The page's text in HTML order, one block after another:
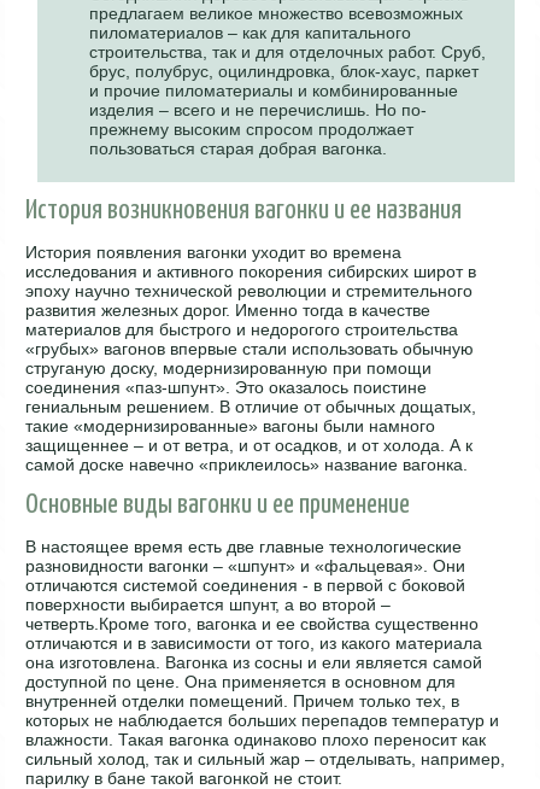
предлагаем великое множество всевозможных
пиломатериалов – как для капитального
строительства, так и для отделочных работ. Сруб,
брус, полубрус, оцилиндровка, блок-хаус, паркет
и прочие пиломатериалы и комбинированные
изделия – всего и не перечислишь. Но по-
прежнему высоким спросом продолжает
пользоваться старая добрая вагонка.
История возникновения вагонки и ее названия
История появления вагонки уходит во времена
исследования и активного покорения сибирских широт в
эпоху научно технической революции и стремительного
развития железных дорог. Именно тогда в качестве
материалов для быстрого и недорогого строительства
«грубых» вагонов впервые стали использовать обычную
струганую доску, модернизированную при помощи
соединения «паз-шпунт». Это оказалось поистине
гениальным решением. В отличие от обычных дощатых,
такие «модернизированные» вагоны были намного
защищеннее – и от ветра, и от осадков, и от холода. А к
самой доске навечно «приклеилось» название вагонка.
Основные виды вагонки и ее применение
В настоящее время есть две главные технологические
разновидности вагонки – «шпунт» и «фальцевая». Они
отличаются системой соединения - в первой с боковой
поверхности выбирается шпунт, а во второй –
четверть.Кроме того, вагонка и ее свойства существенно
отличаются и в зависимости от того, из какого материала
она изготовлена. Вагонка из сосны и ели является самой
доступной по цене. Она применяется в основном для
внутренней отделки помещений. Причем только тех, в
которых не наблюдается больших перепадов температур и
влажности. Такая вагонка одинаково плохо переносит как
сильный холод, так и сильный жар – отделывать, например,
парилку в бане такой вагонкой не стоит.